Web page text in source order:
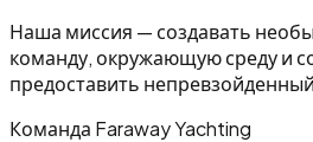
Наша миссия — создавать
команду, окружающую среду и
предоставить
Команда Faraway Yachting